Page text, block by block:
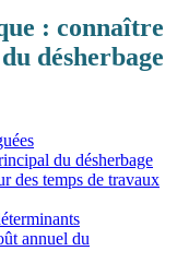
: connaître
désherbage
du désherbage
des temps de travaux
annuel du